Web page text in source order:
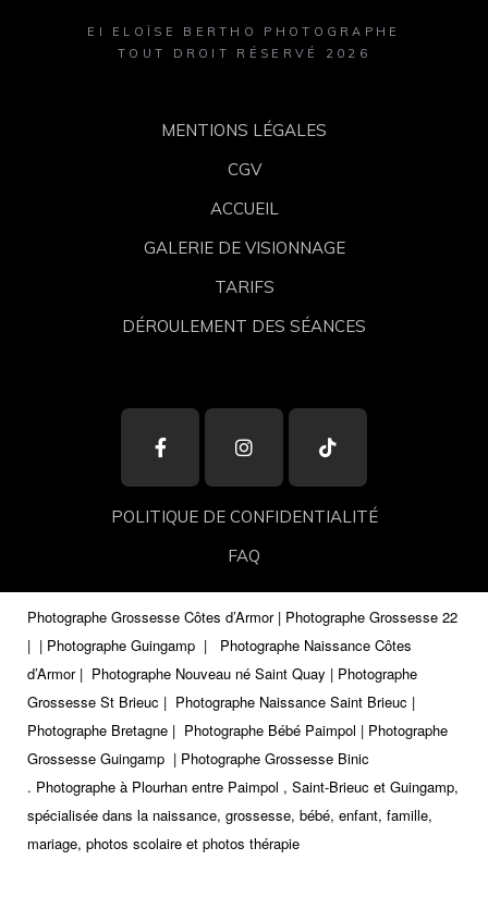
EI ELOÏSE BERTHO PHOTOGRAPHE
TOUT DROIT RÉSERVÉ 2026
MENTIONS LÉGALES
CGV
ACCUEIL
GALERIE DE VISIONNAGE
TARIFS
DÉROULEMENT DES SÉANCES
POLITIQUE DE CONFIDENTIALITÉ
FAQ
Photographe Grossesse Côtes d’Armor | Photographe Grossesse 22
| | Photographe Guingamp |
Photographe Naissance Côtes
d’Armor | Photographe Nouveau né Saint Quay | Photographe
Grossesse St Brieuc | Photographe Naissance Saint Brieuc |
Photographe Bretagne | Photographe Bébé Paimpol | Photographe
Grossesse Guingamp | Photographe Grossesse Binic
. Photographe à Plourhan entre Paimpol , Saint-Brieuc et Guingamp,
spécialisée dans la naissance, grossesse, bébé, enfant, famille,
mariage, photos scolaire et photos thérapie